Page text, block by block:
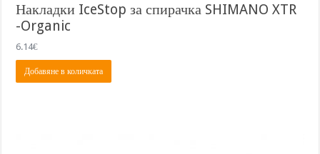
Накладки IceStop за спирачка SHIMANO XTR
-Organic
6.14€
Добавяне в количката